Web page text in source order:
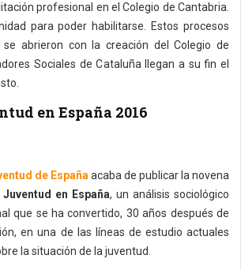
profesional en el Colegio de Cantabria.
para poder habilitarse. Estos procesos
se abrieron con la creación del Colegio de
Sociales de Cataluña llegan a su fin el
en España 2016
de España acaba de publicar la novena
Juventud en España, un análisis sociológico
que se ha convertido, 30 años después de
en una de las líneas de estudio actuales
la situación de la juventud.